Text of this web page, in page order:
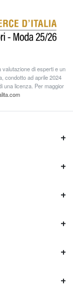
valutazione di esperti e un
condotto ad aprile 2024
una licenza. Per maggior